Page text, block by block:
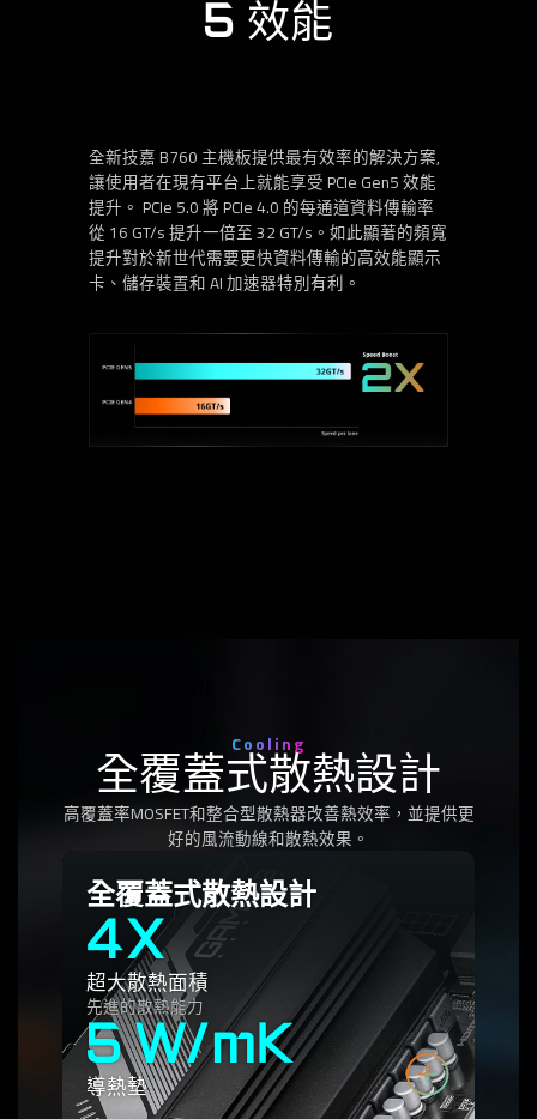
5 效能
全新技嘉 B760 主機板提供最有效率的解決方案,
讓使用者在現有平台上就能享受 PCIe Gen5 效能
提升。 PCIe 5.0 將 PCIe 4.0 的每通道資料傳輸率
從 16 GT/s 提升一倍至 32 GT/s。如此顯著的頻寬
提升對於新世代需要更快資料傳輸的高效能顯示
卡、儲存裝置和 AI 加速器特別有利。
Cooling
全覆蓋式散熱設計
高覆蓋率MOSFET和整合型散熱器改善熱效率，並提供更
好的風流動線和散熱效果。
全覆蓋式散熱設計
4X
超大散熱面積
先進的散熱能力
5 W/mK
導熱墊